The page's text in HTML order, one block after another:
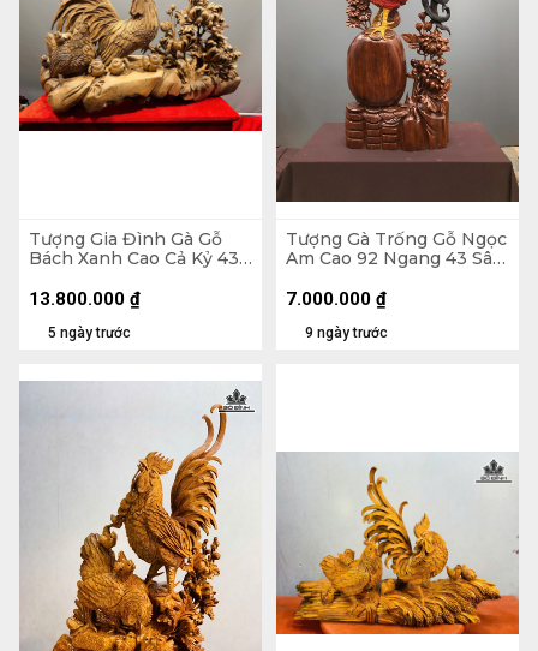
Tượng Gia Đình Gà Gỗ
Bách Xanh Cao Cả Kỷ 43
Kỷ Cao 15
5 ngày trước
13.800.000 ₫
Tượng Gà Trống Gỗ Ngọc
Am Cao 92 Ngang 43 Sâu
9 ngày trước
7.000.000 ₫